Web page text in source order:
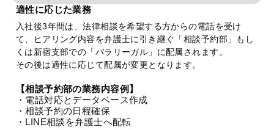
適性に応じた業務
入社後3年間は、法律相談を希望する方からの電話を受け
て、ヒアリング内容を弁護士に引き継ぐ「相談予約部」もし
くは新宿支部での「パラリーガル」に配属されます。
その後は適性に応じて配属が変更となります。
【相談予約部の業務内容例】
・電話対応とデータベース作成
・相談予約の日程確保
・LINE相談を弁護士へ配転
お知らせ
特設サイト
法人グループ